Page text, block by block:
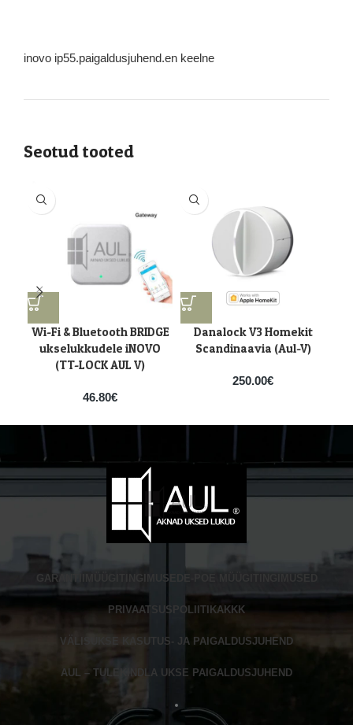
inovo ip55.paigaldusjuhend.en keelne
Seotud tooted
Wi-Fi & Bluetooth BRIDGE
ukselukkudele iNOVO
(TT-LOCK AUL V)
46.80€
Danalock V3 Homekit
Scandinaavia (Aul-V)
250.00€
GARANTII MÜÜGITINGIMUSED
PRIVAATSUSPOLIITIKA KKK
VÄLISUKSE KASUTUS- JA PAIGALDUSJUHEND
AUL – TULEKINDLA UKSE PAIGALDUSJUHEND